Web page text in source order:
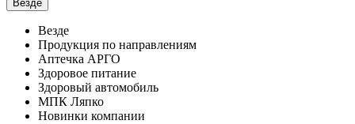
Везде
Везде
Продукция по направлениям
Аптечка АРГО
Здоровое питание
Здоровый автомобиль
МПК Ляпко
Новинки компании